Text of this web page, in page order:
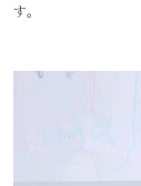
す。